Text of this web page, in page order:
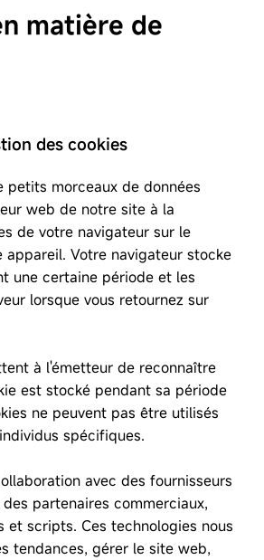
matière de
des cookies
petits morceaux de données
web de notre site à la
de votre navigateur sur le
Votre navigateur stocke
une certaine période et les
lorsque vous retournez sur
à l'émetteur de reconnaître
est stocké pendant sa période
ne peuvent pas être utilisés
spécifiques.
avec des fournisseurs
partenaires commerciaux,
et scripts. Ces technologies nous
tendances, gérer le site web,